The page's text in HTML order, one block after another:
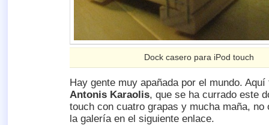
Dock casero para iPod touch
Hay gente muy apañada por el mundo.
Antonis Karaolis, que se ha currado este
touch con cuatro grapas y mucha maña, no
la galería en el siguiente enlace.